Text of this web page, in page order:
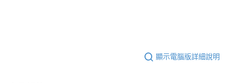
顯示電腦版詳細說明